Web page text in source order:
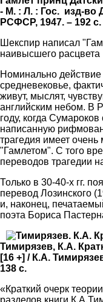
- М. : Л. : Гос. изд-во
РСФСР, 1947. – 192 с.
Шекспир написал
наивысшего расцвета
Номинально действие
средневековье,
живут, мыслят,
английским небом. В
году, когда
написанную
трагедия имеет
"Гамлетом". С того
переводов трагедии
Только в 30-40-х гг.
перевод Лозинского
и, наконец,
поэта Бориса
Тимирязев, К.А.
[16 +] / К.А.
138 с.
«Краткий очерк
разделов книги